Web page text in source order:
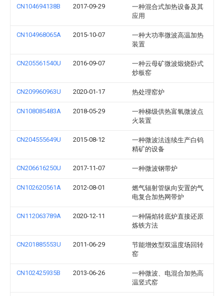
CN104694138B 2017-09-29
一种混合式加热设备及其
应用
CN104968065A 2015-10-07
一种大功率微波高温加热
装置
CN205561540U 2016-09-07
一种云母矿微波煅烧卧式
炒板窑
CN209960963U 2020-01-17 热处理窑炉
CN108085483A 2018-05-29
一种梯级供热富氧微波点
火装置
CN204555649U 2015-08-12
一种微波法连续生产白钨
精矿的设备
CN206616250U 2017-11-07 一种微波钢带炉
CN102620561A 2012-08-01
燃气辐射管纵向安置的气
电复合加热网带炉
CN112063789A 2020-12-11
一种隔焰转底炉直接还原
炼铁方法
CN201885553U 2011-06-29
节能增效型双温度场回转
窑
CN102425935B 2013-06-26
一种微波、电混合加热高
温竖式窑